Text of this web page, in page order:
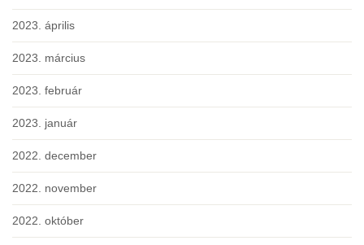
2023. április
2023. március
2023. február
2023. január
2022. december
2022. november
2022. október